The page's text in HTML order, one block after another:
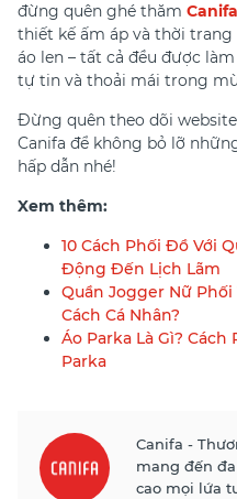
đừng quên ghé thăm Canifa
thiết kế ấm áp và thời trang
áo len – tất cả đều được
tự tin và thoải mái trong
Đừng quên theo dõi
Canifa để không bỏ lỡ
hấp dẫn nhé!
Xem thêm:
10 Cách Phối Đồ Với
Động Đến Lịch Lãm
Quần Jogger Nữ
Cách Cá Nhân?
Áo Parka Là Gì?
Parka
Canifa -
mang đến
cao mọi lứa